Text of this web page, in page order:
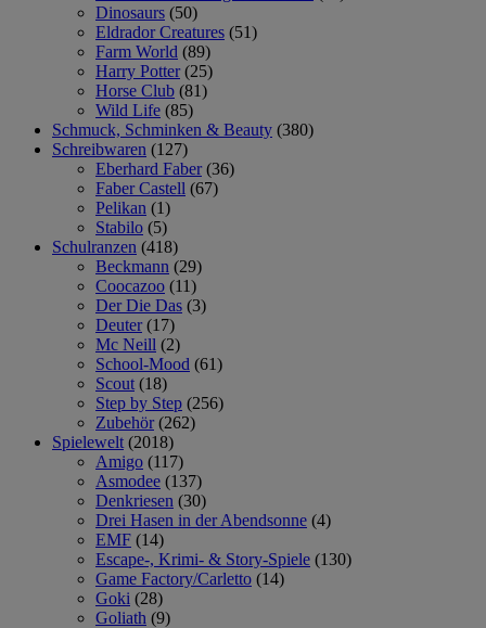
Dinosaurs (50)
Eldrador Creatures (51)
Farm World (89)
Harry Potter (25)
Horse Club (81)
Wild Life (85)
Schmuck, Schminken & Beauty (380)
Schreibwaren (127)
Eberhard Faber (36)
Faber Castell (67)
Pelikan (1)
Stabilo (5)
Schulranzen (418)
Beckmann (29)
Coocazoo (11)
Der Die Das (3)
Deuter (17)
Mc Neill (2)
School-Mood (61)
Scout (18)
Step by Step (256)
Zubehör (262)
Spielewelt (2018)
Amigo (117)
Asmodee (137)
Denkriesen (30)
Drei Hasen in der Abendsonne (4)
EMF (14)
Escape-, Krimi- & Story-Spiele (130)
Game Factory/Carletto (14)
Goki (28)
Goliath (9)